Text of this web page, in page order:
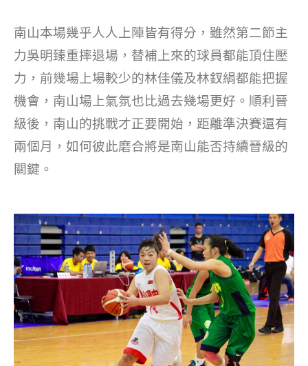
南山本場幾乎人人上陣皆有得分，雖然第二節主
力吳明臻重摔退場，替補上來的球員都能頂住壓
力，前幾場上場較少的林佳儀及林釵絹都能把握
機會，南山場上氣氛也比過去幾場更好。順利晉
級後，南山的挑戰才正要開始，距離準決賽還有
兩個月，如何彼此磨合將是南山能否持續晉級的
關鍵。